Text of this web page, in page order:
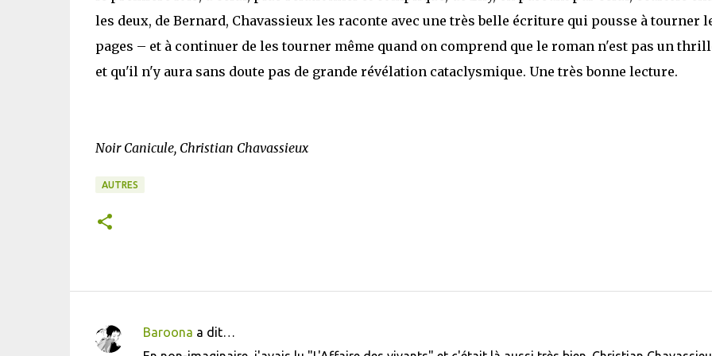
les deux, de Bernard, Chavassieux les raconte avec une très belle écriture qui pousse à tourner
pages – et à continuer de les tourner même quand on comprend que le roman n'est pas un
et qu'il n'y aura sans doute pas de grande révélation cataclysmique. Une très bonne lecture.
Noir Canicule, Christian Chavassieux
AUTRES
C
Baroona a dit…